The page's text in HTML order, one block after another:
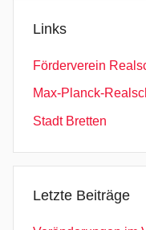
Links
Förderverein
Max-Planck-
Stadt Bretten
Letzte Beiträge